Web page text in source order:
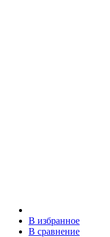
В избранное
В сравнение